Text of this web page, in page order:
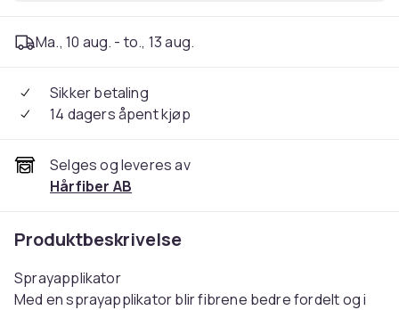
Ma., 10 aug. - to., 13 aug.
Sikker betaling
14 dagers åpent kjøp
Selges og leveres av
Hårfiber AB
Produktbeskrivelse
Sprayapplikator
Med en sprayapplikator blir fibrene bedre fordelt og i